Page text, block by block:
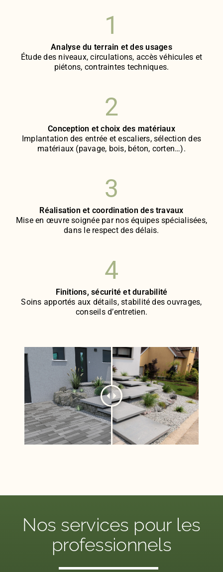
1
Analyse du terrain et des usages
Étude des niveaux, circulations, accès véhicules et
piétons, contraintes techniques.
2
Conception et choix des matériaux
Implantation des entrée et escaliers, sélection des
matériaux (pavage, bois, béton, corten…).
3
Réalisation et coordination des travaux
Mise en œuvre soignée par nos équipes spécialisées,
dans le respect des délais.
4
Finitions, sécurité et durabilité
Soins apportés aux détails, stabilité des ouvrages,
conseils d’entretien.
Nos services pour les
professionnels